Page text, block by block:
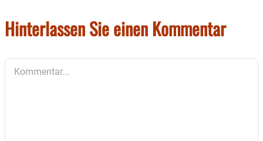
Hinterlassen Sie einen Kommentar